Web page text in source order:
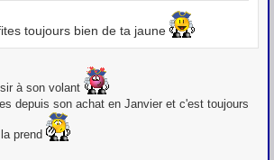
toujours bien de ta jaune
à son volant
depuis son achat en Janvier et c'est toujours
prend